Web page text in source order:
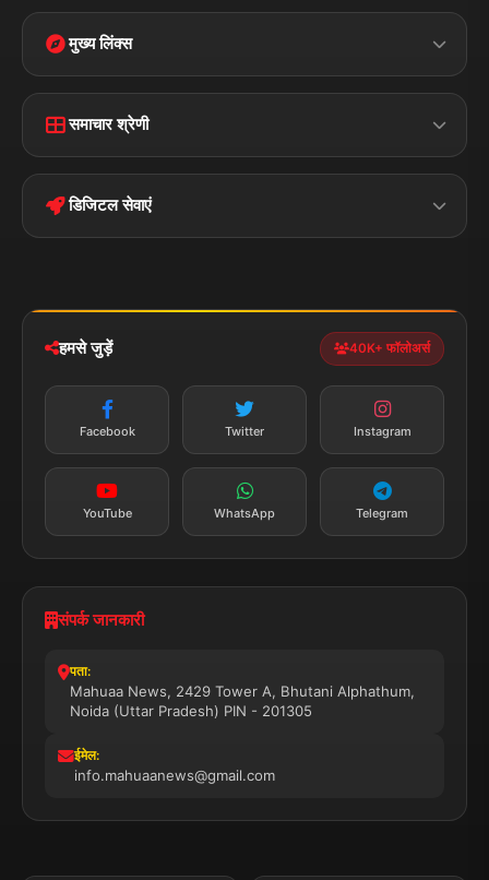
मुख्य लिंक्स
Home Contact Us
Terms &
Conditions
Privacy Policy
समाचार श्रेणी
बिहार क्राइम
पॉलिटिकल झारखण्ड
डिजिटल सेवाएं
न्यूज़ अलर्ट
तत्काल अपडेट
सब्सक्राइब करें
हमसे जुड़ें 40K+ फॉलोअर्स
Facebook Twitter Instagram
YouTube WhatsApp Telegram
संपर्क जानकारी
पता:
Mahuaa News, 2429 Tower A, Bhutani Alphathum,
Noida (Uttar Pradesh) PIN - 201305
ईमेल:
info.mahuaanews@gmail.com